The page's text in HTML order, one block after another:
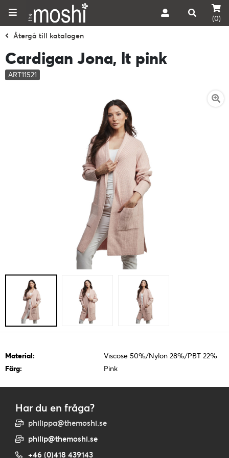
(0)
Återgå till katalogen
Cardigan Jona, lt pink
ART11521
Material:
Viscose 50%/Nylon 28%/PBT 22%
Färg:
Pink
Har du en fråga?
philippa@themoshi.se
philip@themoshi.se
+46 (0)418 439143